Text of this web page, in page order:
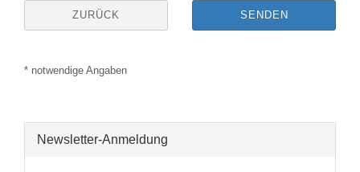
ZURÜCK SENDEN
* notwendige Angaben
Newsletter-Anmeldung